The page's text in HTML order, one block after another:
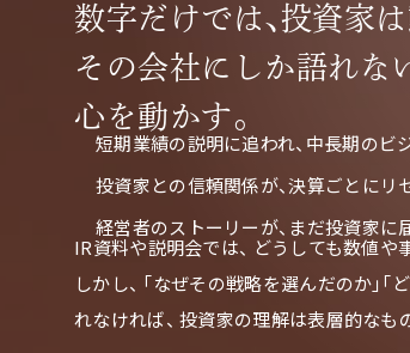
数字だけでは、投資家は
その会社にしか語れな
心を動かす。
短期業績の説明に追われ、中長期のビ
投資家との信頼関係が、決算ごとにリ
経営者のストーリーが、まだ投資家に
IR資料や説明会では、 どうしても数値や
しかし、 「なぜその戦略を選んだのか」
れなければ、 投資家の理解は表層的なも